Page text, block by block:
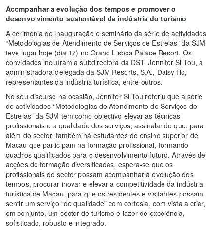
Acompanhar a evolução dos tempos e promover o
desenvolvimento sustentável da indústria do turismo
A cerimónia de inauguração e seminário da série de actividades
“Metodologias de Atendimento de Serviços de Estrelas” da SJM
teve lugar hoje (dia 17) no Grand Lisboa Palace Resort. Os
convidados incluíram a subdirectora da DST, Jennifer Si Tou, a
administradora-delegada da SJM Resorts, S.A., Daisy Ho,
representantes da indústria turística, entre outros.
No seu discurso na ocasião, Jennifer Si Tou referiu que a série
de actividades “Metodologias de Atendimento de Serviços de
Estrelas” da SJM tem como objectivo elevar as técnicas
profissionais e a qualidade dos serviços, assinalando que, para
além do sector, também há estudantes do ensino superior de
Macau que participam na formação profissional, formando
quadros qualificados para o desenvolvimento futuro. Através de
acções de formação diversificadas, espera-se que os
profissionais do sector possam acompanhar a evolução dos
tempos, procurar inovar e elevar a competitividade da indústria
turística de Macau, para que os residentes e visitantes possam
sentir um serviço “de qualidade” com cortesia, com vista a criar,
em conjunto, um sector de turismo e lazer de excelência,
sofisticado, robusto e integrado.